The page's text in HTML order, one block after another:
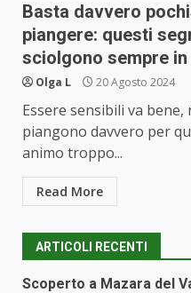
Basta davvero
piangere: questi
sciolgono sempre
Olga L 20 Agosto 2024
Essere sensibili va
piangono davvero per
animo troppo...
Read More
ARTICOLI RECENTI
Scoperto a Mazara del